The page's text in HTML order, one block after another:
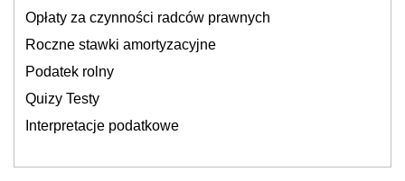
Opłaty za czynności radców prawnych
Roczne stawki amortyzacyjne
Podatek rolny
Quizy Testy
Interpretacje podatkowe